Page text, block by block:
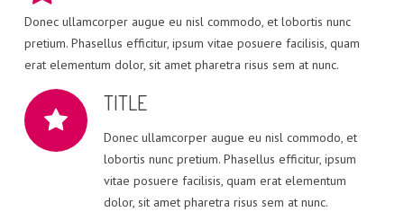
Donec ullamcorper augue eu nisl commodo, et lobortis nunc
pretium. Phasellus efficitur, ipsum vitae posuere facilisis, quam
erat elementum dolor, sit amet pharetra risus sem at nunc.
TITLE
Donec ullamcorper augue eu nisl commodo, et
lobortis nunc pretium. Phasellus efficitur, ipsum
vitae posuere facilisis, quam erat elementum
dolor, sit amet pharetra risus sem at nunc.